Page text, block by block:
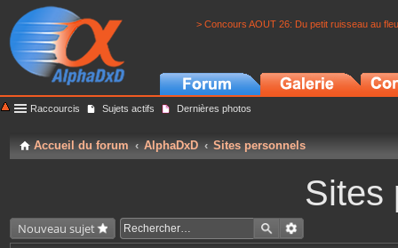
> Concours AOUT 26: Du petit ruisseau au
Raccourcis Sujets actifs Dernières photos
Accueil du forum AlphaDxD Sites personnels
Sites
Nouveau sujet